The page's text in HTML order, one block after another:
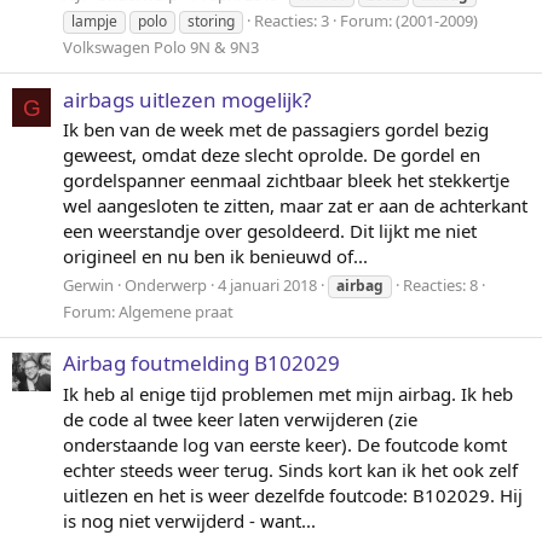
lampje
polo storing Reacties: 3 Forum:(2001-2009)
Volkswagen Polo 9N & 9N3
G airbags uitlezen mogelijk?
Ik ben van de week met de passagiers gordel bezig
geweest, omdat deze slecht oprolde. De gordel en
gordelspanner eenmaal zichtbaar bleek het stekkertje
wel aangesloten te zitten, maar zat er aan de achterkant
een weerstandje over gesoldeerd. Dit lijkt me niet
origineel en nu ben ik benieuwd of...
Gerwin Onderwerp 4 januari 2018 airbag
Reacties: 8
Forum:Algemene praat
Airbag foutmelding B102029
Ik heb al enige tijd problemen met mijn airbag. Ik heb
de code al twee keer laten verwijderen (zie
onderstaande log van eerste keer). De foutcode komt
echter steeds weer terug. Sinds kort kan ik het ook zelf
uitlezen en het is weer dezelfde foutcode: B102029. Hij
is nog niet verwijderd - want...